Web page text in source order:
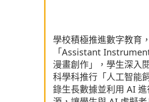
學校積極推進數字教育
「Assistant
漫畫創作」，學生深入
科學科推行「人工智能
錄生長數據並利用 AI